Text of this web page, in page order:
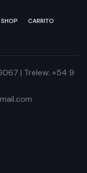
SHOP CARRITO
| Trelew: +54 9